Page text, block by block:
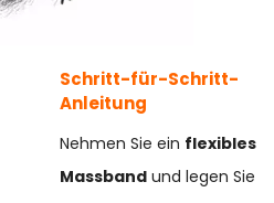
Schritt-für-Schritt-
Anleitung
Nehmen Sie ein flexibles
Massband und legen Sie